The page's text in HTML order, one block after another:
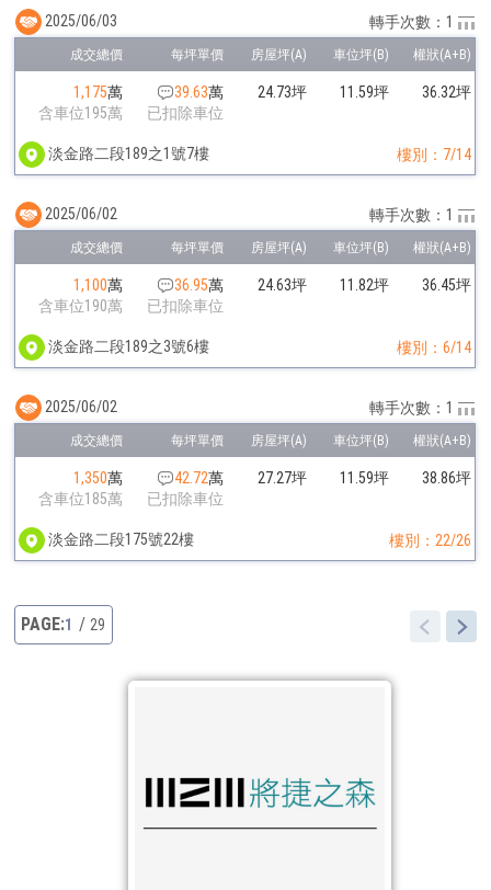
1,175萬
含車位195萬
39.63萬
已扣除車位
24.73坪 11.59坪 36.32坪
淡金路二段189之1號7樓 樓別：7/14
2025/06/03 轉手次數：1
1,100萬
含車位190萬
36.95萬
已扣除車位
24.63坪 11.82坪 36.45坪
淡金路二段189之3號6樓 樓別：6/14
2025/06/02 轉手次數：1
1,350萬
含車位185萬
42.72萬
已扣除車位
27.27坪 11.59坪 38.86坪
淡金路二段175號22樓 樓別：22/26
2025/06/02 轉手次數：1
1 29